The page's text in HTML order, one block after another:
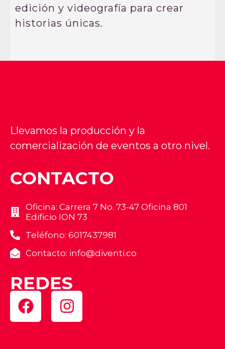
edición y videografía para crear
historias únicas.
Llevamos la producción y la
comercialización de eventos a otro nivel.
CONTACTO
Oficina: Carrera 7 No. 73-47 Oficina 801
Edificio ION 73
Teléfono: 6017437981
Contacto: info@diventi.co
REDES